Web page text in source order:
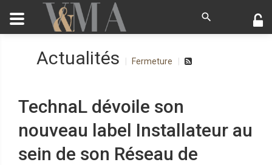
Actualités Fermeture
TechnaL dévoile son
nouveau label Installateur au
sein de son Réseau de